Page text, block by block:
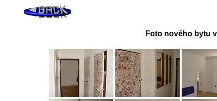
Foto nového bytu